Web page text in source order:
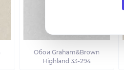
Обои Graham&Brown
Highland 33-294